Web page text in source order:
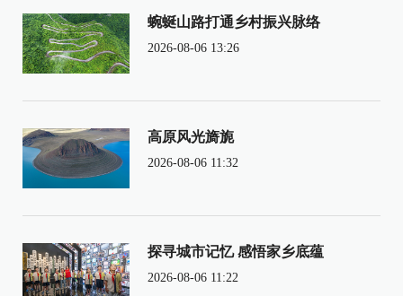
蜿蜒山路打通乡村振兴脉络
2026-08-06 13:26
高原风光旖旎
2026-08-06 11:32
探寻城市记忆 感悟家乡底蕴
2026-08-06 11:22